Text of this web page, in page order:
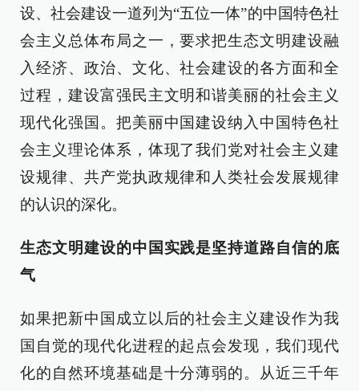
设、社会建设一道列为“五位一体”的中国特色社
会主义总体布局之一，要求把生态文明建设融
入经济、政治、文化、社会建设的各方面和全
过程，建设富强民主文明和谐美丽的社会主义
现代化强国。把美丽中国建设纳入中国特色社
会主义理论体系，体现了我们党对社会主义建
设规律、共产党执政规律和人类社会发展规律
的认识的深化。
生态文明建设的中国实践是坚持道路自信的底
气
如果把新中国成立以后的社会主义建设作为我
国自觉的现代化进程的起点会发现，我们现代
化的自然环境基础是十分薄弱的。从近三千年